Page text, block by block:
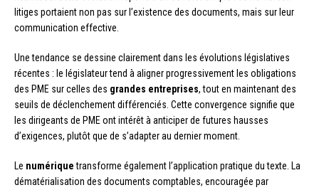
litiges portaient non pas sur l’existence des documents, mais sur leur
communication effective.
Une tendance se dessine clairement dans les évolutions législatives
récentes : le législateur tend à aligner progressivement les obligations
des PME sur celles des grandes entreprises, tout en maintenant des
seuils de déclenchement différenciés. Cette convergence signifie que
les dirigeants de PME ont intérêt à anticiper de futures hausses
d’exigences, plutôt que de s’adapter au dernier moment.
Le numériquetransforme également l’application pratique du texte. La
dématérialisation des documents comptables, encouragée par